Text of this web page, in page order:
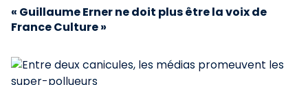
« Guillaume Erner ne doit plus être la voix de
France Culture »